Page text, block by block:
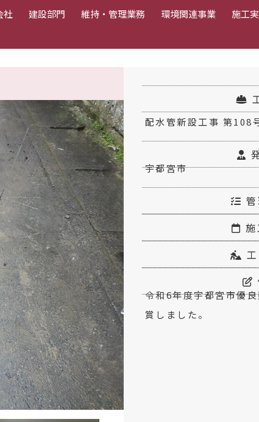
社 建設部門 維持・管理業務 環境関連事業 施工
配水管新設工事 第108
宇都宮市
施
令和6年度宇都宮市優
賞しました。